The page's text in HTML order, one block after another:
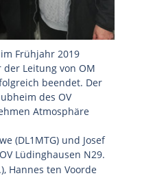
Frühjahr 2019
Leitung von OM
beendet. Der
des OV
Atmosphäre
(DL1MTG) und Josef
Lüdinghausen N29.
Hannes ten Voorde